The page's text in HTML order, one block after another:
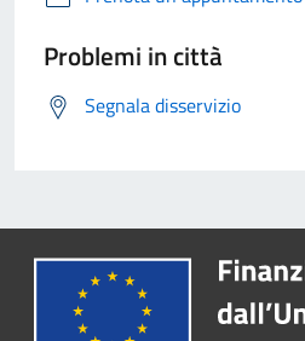
Problemi in città
Segnala disservizio